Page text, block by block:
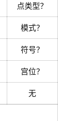
点类型？
模式？
符号？
宫位？
无